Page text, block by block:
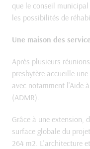
que le conseil
les possibilités de
Une maison des
Après plusieurs
presbytère accueille
avec notamment l'Aide
(ADMR).
Grâce à une extension,
surface globale du
264 m2. L'architecture